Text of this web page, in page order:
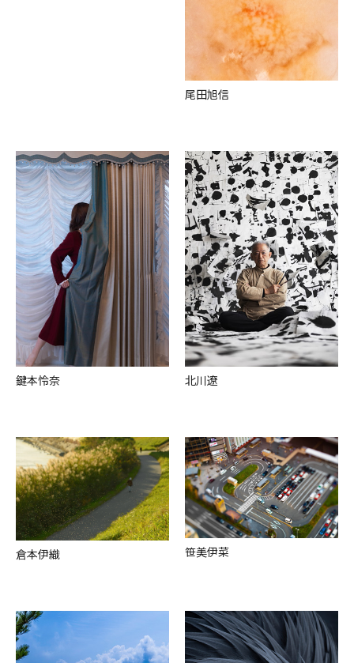
尾⽥旭信
鍵本怜奈 北川遼
倉本伊織 笹美伊菜